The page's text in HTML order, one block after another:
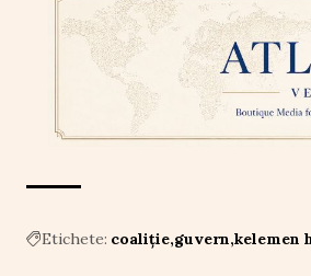
Etichete: coaliție guvern kelemen